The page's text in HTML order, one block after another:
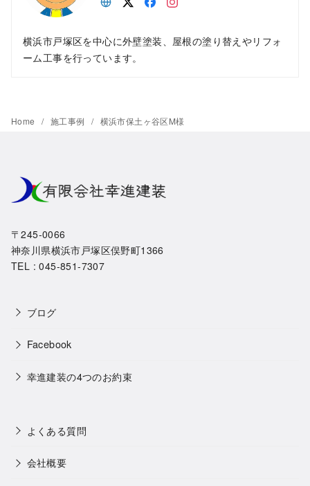
横浜市戸塚区を中心に外壁塗装、屋根の塗り替えやリフォ
ーム工事を行っています。
Home 施工事例 横浜市保土ヶ谷区M様
〒245-0066
神奈川県横浜市戸塚区俣野町1366
TEL : 045-851-7307
ブログ
Facebook
幸進建装の4つのお約束
よくある質問
会社概要